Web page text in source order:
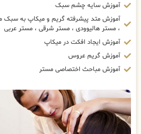
آموزش سایه چشم سبک
آموزش متد پیشرفته گریم و میکاپ به سبک
، مستر هالیوودی ، مستر شرقی ، مستر عربی
آموزش ایجاد افکت در میکاپ
آموزش گریم عروس
آموزش مباحث اختصاصی مستر